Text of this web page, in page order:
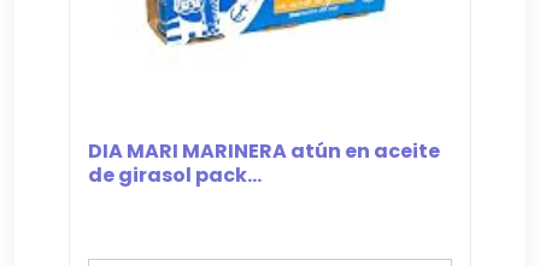
DIA MARI MARINERA atún en aceite
de girasol pack...